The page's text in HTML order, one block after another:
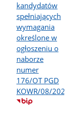
kandydatów
spełniających
wymagania
określone w
ogłoszeniu o
naborze
numer
176/OT PGD
KOWR/08/2025